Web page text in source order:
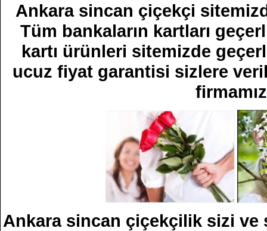
Ankara sincan çiçekçi
Tüm bankaların kartları
kartı ürünleri sitemizde
ucuz fiyat garantisi sizlere
Ankara sincan çiçekçilik sizi